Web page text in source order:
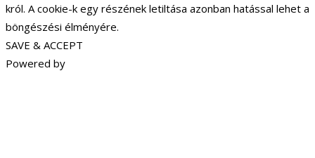
król. A cookie-k egy részének letiltása azonban hatással lehet a
böngészési élményére.
SAVE & ACCEPT
Powered by